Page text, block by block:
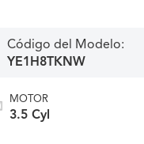
Código del Modelo:
YE1H8TKNW
MOTOR
3.5 Cyl